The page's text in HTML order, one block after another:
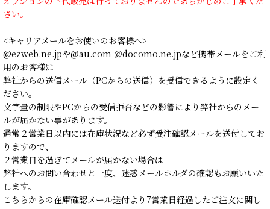
さい。
<キャリアメールをお使いのお客様へ>
@ezweb.ne.jpや@au.com ＠docomo.ne.jpなど携帯メールをご利
用のお客様は
弊社からの送信メール（PCからの送信）を受信できるように設定く
ださい。
文字量の制限やPCからの受信拒否などの影響により弊社からのメー
ルが届かない事があります。
通常２営業日以内には在庫状況など必ず受注確認メールを送付してお
りますので、
２営業日を過ぎてメールが届かない場合は
弊社へのお問い合わせと一度、迷惑メールホルダの確認もお願いいた
します。
こちらからの在庫確認メール送付より7営業日経過したご注文に関し